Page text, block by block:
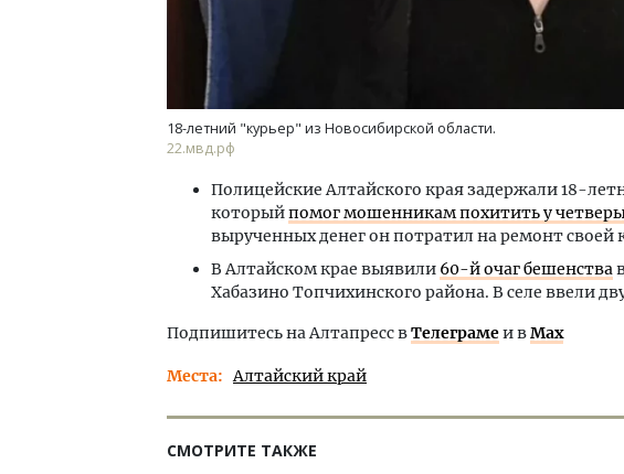
18-летний "курьер" из Новосибирской области.
22.мвд.рф
Полицейские Алтайского края задержали 18-
которыйпомог мошенникам похитить у
вырученных денег он потратил на ремонт своей
В Алтайском крае выявили 60-й очаг бешенства
Хабазино Топчихинского района. В селе ввели
Подпишитесь на Алтапресс вТелеграмеи вMax
Места Алтайский край
СМОТРИТЕ ТАКЖЕ